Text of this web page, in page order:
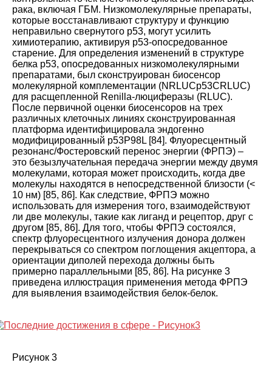
рака, включая ГБМ. Низкомолекулярные препараты,
которые восстанавливают структуру и функцию
неправильно свернутого р53, могут усилить
химиотерапию, активируя р53-опосредованное
старение. Для определения изменений в структуре
белка р53, опосредованных низкомолекулярными
препаратами, был сконструирован биосенсор
молекулярной комплементации (NRLUCp53CRLUC)
для расщепленной Renilla-люциферазы (RLUC).
После первичной оценки биосенсоров на трех
различных клеточных линиях сконструированная
платформа идентифицировала эндогенно
модифицированный p53P98L [84]. Флуоресцентный
резонанс/Фостеровский перенос энергии (ФРПЭ) –
это безызлучательная передача энергии между двумя
молекулами, которая может происходить, когда две
молекулы находятся в непосредственной близости (<
10 нм) [85, 86]. Как следствие, ФРПЭ можно
использовать для измерения того, взаимодействуют
ли две молекулы, такие как лиганд и рецептор, друг с
другом [85, 86]. Для того, чтобы ФРПЭ состоялся,
спектр флуоресцентного излучения донора должен
перекрываться со спектром поглощения акцептора, а
ориентации диполей перехода должны быть
примерно параллельными [85, 86]. На рисунке 3
приведена иллюстрация применения метода ФРПЭ
для выявления взаимодействия белок-белок.
Рисунок 3